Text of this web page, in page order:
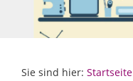
Sie sind hier: Startseite